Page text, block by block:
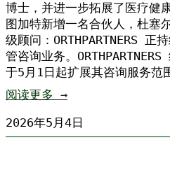
博士，并进一步拓展了医疗健
图加特新增一名合伙人，杜塞
级顾问：ORTHPARTNERS 正
管咨询业务。
于5月1日起扩展其咨询服务范
阅读更多 →
2026年5月4日